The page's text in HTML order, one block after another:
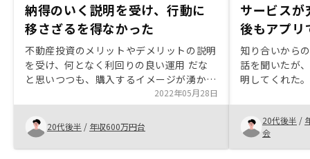
納得のいく説明を受け、行動に
移さざるを得なかった
不動産投資のメリットやデメリットの説明
を受け、何となく利回りの良い運用 だな
と思いつつも、購入するイメージが湧かな
かったが、実際の物件をご用意して頂き、
場所や積立金など物件の品質の高さを感じ
た。デジタル化した定量的な審査に対する
安心感に加え、営業担当の熱意、言葉によ
り物件購入を決意した。
2022年05月28日
20代後半 / 年収600万円台
サービスが
後もアプリ
知り合いから
話を聞いたが
明してくれた
で、安心して
た。手続きに
とができた。
っとアピール
20代後半 /
会